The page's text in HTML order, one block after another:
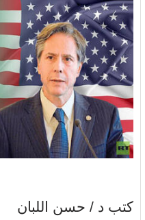
كتب د / حسن اللبان